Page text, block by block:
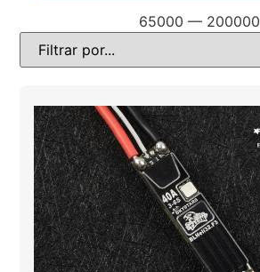
65000 — 200000